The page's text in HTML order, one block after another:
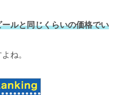
ルと同じくらいの価格でい
ね。